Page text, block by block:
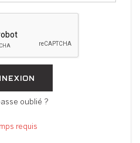
oublié ?